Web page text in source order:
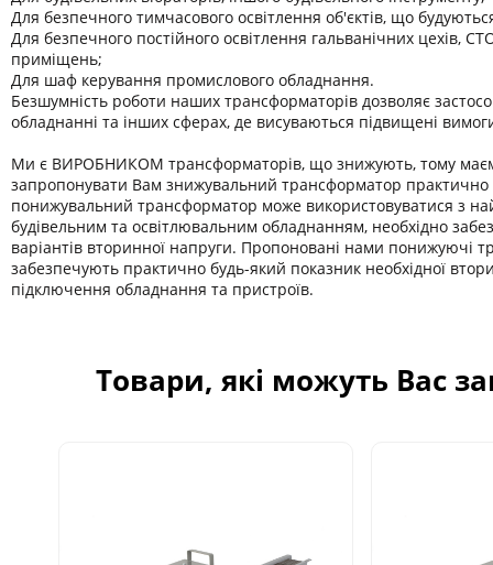
Для безпечного тимчасового освітлення об'єктів, що
Для безпечного постійного освітлення гальванічних цехів,
приміщень;
Для шаф керування промислового обладнання.
Безшумність роботи наших трансформаторів дозволяє
обладнанні та інших сферах, де висуваються підвищені
Ми є ВИРОБНИКОМ трансформаторів, що знижують, тому
запропонувати Вам знижувальний трансформатор практично
понижувальний трансформатор може використовуватися з
будівельним та освітлювальним обладнанням, необхідно
варіантів вторинної напруги. Пропоновані нами понижуючі
забезпечують практично будь-який показник необхідної
підключення обладнання та пристроїв.
Товари, які можуть Вас